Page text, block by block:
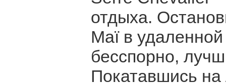
отдыха.
Maï в
бесспорно,
Покатавшись